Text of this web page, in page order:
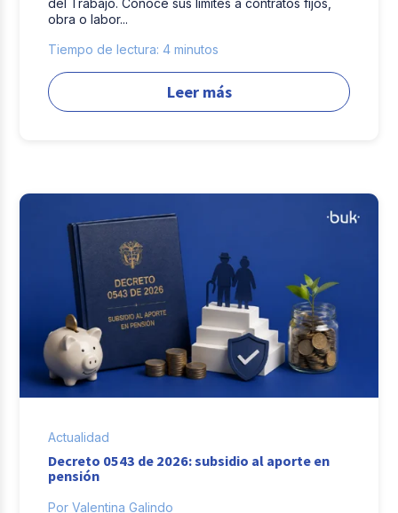
del Trabajo. Conoce sus límites a contratos fijos,
obra o labor...
Tiempo de lectura: 4 minutos
Leer más
Actualidad
Decreto 0543 de 2026: subsidio al aporte en
pensión
Por Valentina Galindo